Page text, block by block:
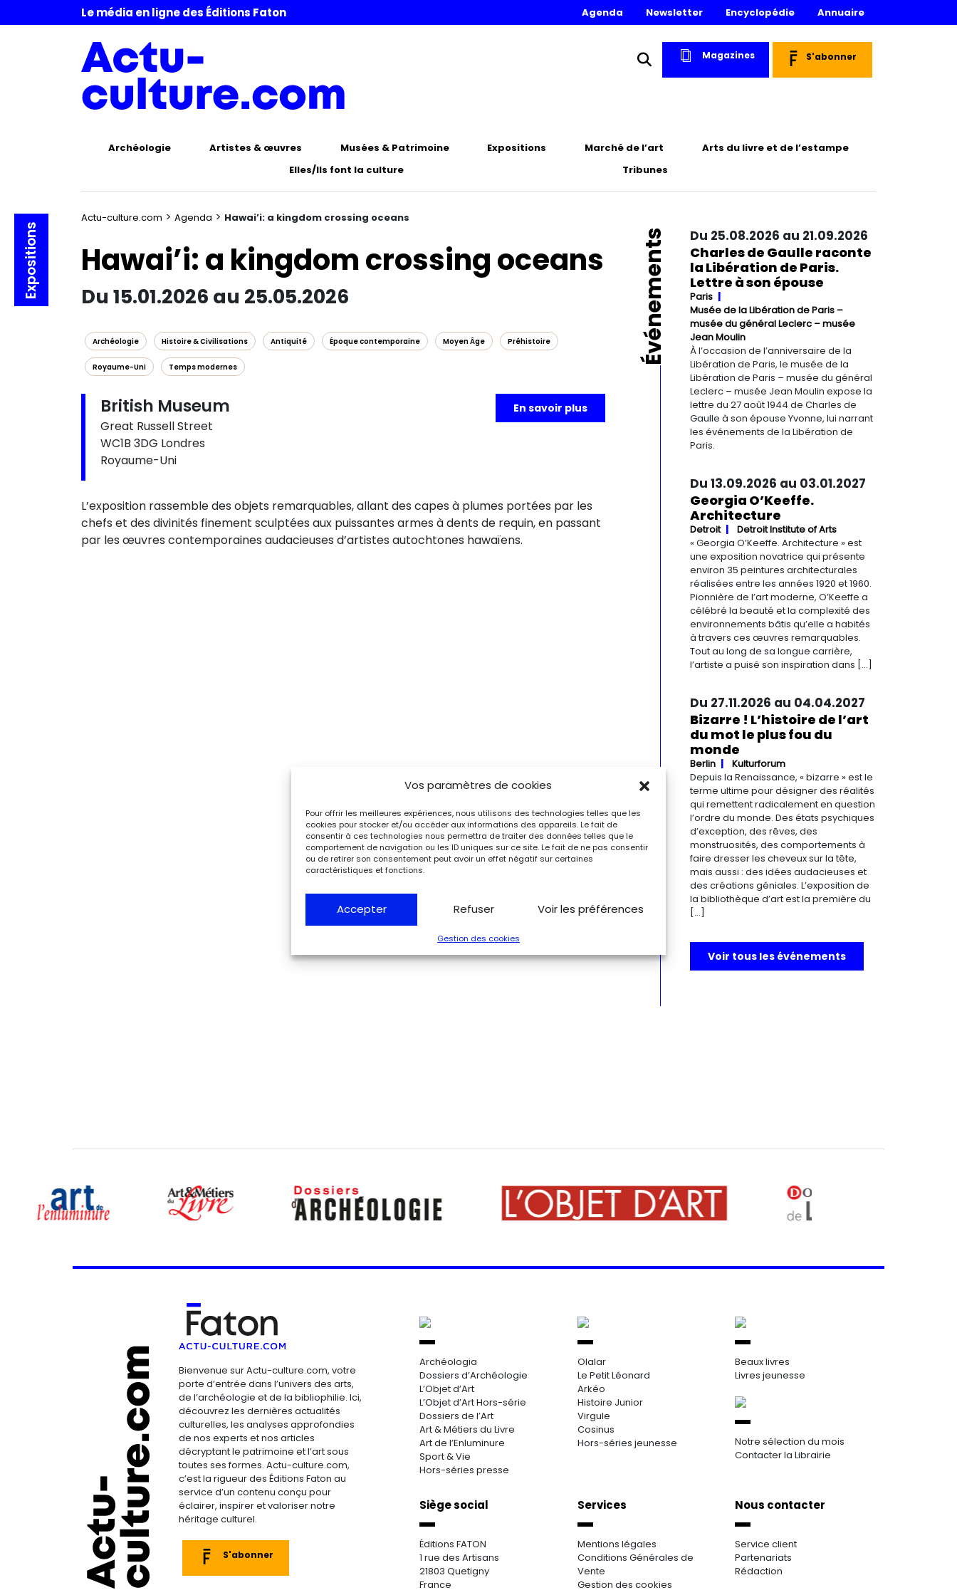
Vos paramètres de cookies
Pour offrir les meilleures expériences, nous utilisons des technologies telles que les
cookies pour stocker et/ou accéder aux informations des appareils. Le fait de
consentir à ces technologies nous permettra de traiter des données telles que le
comportement de navigation ou les ID uniques sur ce site. Le fait de ne pas consentir
ou de retirer son consentement peut avoir un effet négatif sur certaines
caractéristiques et fonctions.
Accepter Refuser Voir les préférences
Gestion des cookies
Le média en ligne des Éditions Faton Agenda Newsletter Encyclopédie Annuaire
Magazines S'abonner
Archéologie Artistes & œuvres Musées & Patrimoine Expositions Marché de l’art
Arts du livre et de l’estampe
Elles/Ils font la culture
Tribunes
Actu-culture.com > Agenda > Hawai’i: a kingdom crossing oceans
Expositions Hawai’i: a kingdom crossing oceans
Du 15.01.2026 au 25.05.2026
Archéologie Histoire & Civilisations Antiquité Époque contemporaine Moyen Âge Préhistoire
Royaume-Uni Temps modernes
British Museum
Great Russell Street
WC1B 3DG Londres
Royaume-Uni
En savoir plus
L’exposition rassemble des objets remarquables, allant des capes à plumes portées par les
chefs et des divinités finement sculptées aux puissantes armes à dents de requin, en passant
par les œuvres contemporaines audacieuses d’artistes autochtones hawaïens.
Événements Du 25.08.2026 au 21.09.2026
Charles de Gaulle raconte
la Libération de Paris.
Lettre à son épouse
Paris
Musée de la Libération de Paris –
musée du général Leclerc – musée
Jean Moulin
À l’occasion de l’anniversaire de la
Libération de Paris, le musée de la
Libération de Paris – musée du général
Leclerc – musée Jean Moulin expose la
lettre du 27 août 1944 de Charles de
Gaulle à son épouse Yvonne, lui narrant
les événements de la Libération de
Paris.
Du 13.09.2026 au 03.01.2027
Georgia O’Keeffe.
Architecture
Detroit
Detroit Institute of Arts
« Georgia O’Keeffe. Architecture » est
une exposition novatrice qui présente
environ 35 peintures architecturales
réalisées entre les années 1920 et 1960.
Pionnière de l’art moderne, O’Keeffe a
célébré la beauté et la complexité des
environnements bâtis qu’elle a habités
à travers ces œuvres remarquables.
Tout au long de sa longue carrière,
l’artiste a puisé son inspiration dans […]
Du 27.11.2026 au 04.04.2027
Bizarre ! L’histoire de l’art
du mot le plus fou du
monde
Berlin
Kulturforum
Depuis la Renaissance, « bizarre » est le
terme ultime pour désigner des réalités
qui remettent radicalement en question
l’ordre du monde. Des états psychiques
d’exception, des rêves, des
monstruosités, des comportements à
faire dresser les cheveux sur la tête,
mais aussi : des idées audacieuses et
des créations géniales. L’exposition de
la bibliothèque d’art est la première du
[…]
Voir tous les événements
Bienvenue sur Actu-culture.com, votre
porte d’entrée dans l’univers des arts,
de l’archéologie et de la bibliophilie. Ici,
découvrez les dernières actualités
culturelles, les analyses approfondies
de nos experts et nos articles
décryptant le patrimoine et l’art sous
toutes ses formes. Actu-culture.com,
c’est la rigueur des Éditions Faton au
service d’un contenu conçu pour
éclairer, inspirer et valoriser notre
héritage culturel.
S'abonner
Archéologia
Dossiers d’Archéologie
L’Objet d’Art
L’Objet d’Art Hors-série
Dossiers de l’Art
Art & Métiers du Livre
Art de l’Enluminure
Sport & Vie
Hors-séries presse
Olalar
Le Petit Léonard
Arkéo
Histoire Junior
Virgule
Cosinus
Hors-séries jeunesse
Beaux livres
Livres jeunesse
Notre sélection du mois
Contacter la Librairie
Siège social
Éditions FATON
1 rue des Artisans
21803 Quetigny
France
Services
Mentions légales
Conditions Générales de
Vente
Gestion des cookies
Nous contacter
Service client
Partenariats
Rédaction